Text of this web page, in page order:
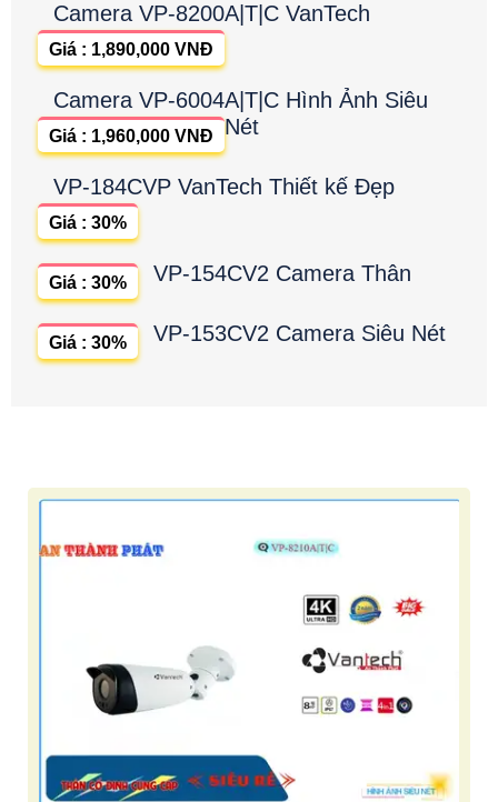
Camera VP-8200A|T|C VanTech
Giá : 1,890,000 VNĐ
Camera VP-6004A|T|C Hình Ảnh Siêu
Nét
Giá : 1,960,000 VNĐ
VP-184CVP VanTech Thiết kế Đẹp
Giá : 30%
VP-154CV2 Camera Thân
Giá : 30%
VP-153CV2 Camera Siêu Nét
Giá : 30%